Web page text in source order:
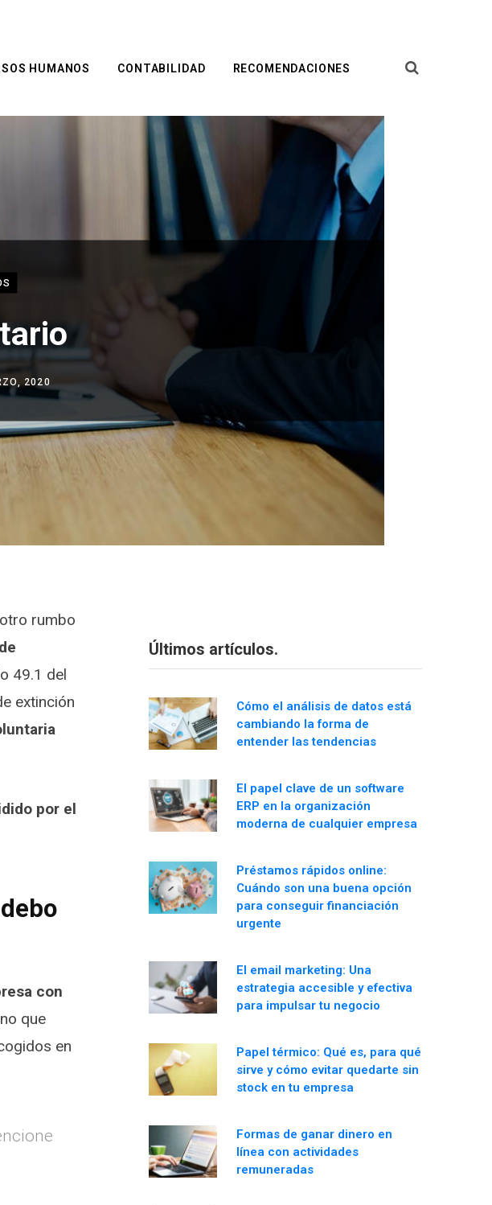
HUMANOS CONTABILIDAD RECOMENDACIONES
2020
rumbo
49.1 del
extinción
por el
con
que
en
Últimos artículos.
Cómo el análisis de datos está
cambiando la forma de
entender las tendencias
El papel clave de un software
ERP en la organización
moderna de cualquier empresa
Préstamos rápidos online:
Cuándo son una buena opción
para conseguir financiación
urgente
El email marketing: Una
estrategia accesible y efectiva
para impulsar tu negocio
Papel térmico: Qué es, para qué
sirve y cómo evitar quedarte sin
stock en tu empresa
Formas de ganar dinero en
línea con actividades
remuneradas